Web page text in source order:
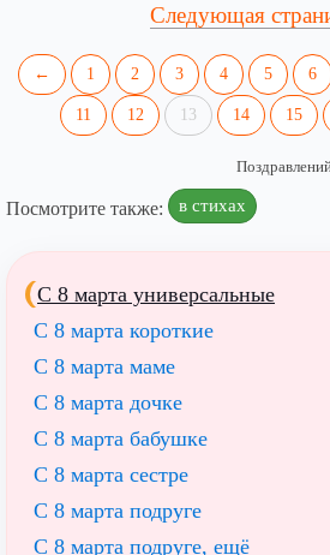
Следующая
← 1 2 3 4 5 6
11 12 13 14 15
Посмотрите также: в стихах
С 8 марта универсальные
С 8 марта короткие
С 8 марта маме
С 8 марта дочке
С 8 марта бабушке
С 8 марта сестре
С 8 марта подруге
С 8 марта подруге, ещё